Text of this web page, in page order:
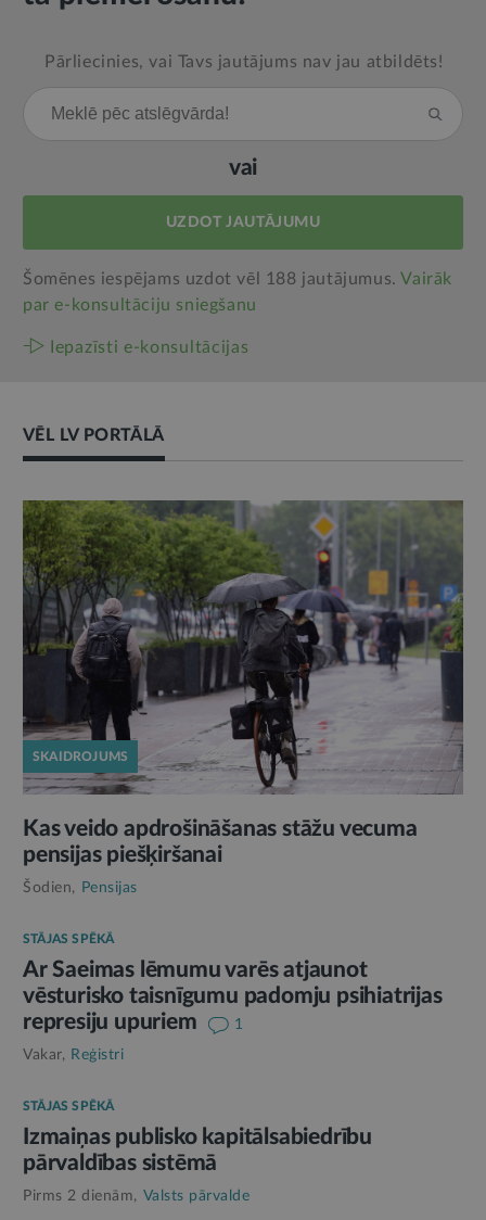
Pārliecinies, vai Tavs jautājums nav jau atbildēts!
vai
UZDOT JAUTĀJUMU
Šomēnes iespējams uzdot vēl 188 jautājumus.Vairāk
par e‑konsultāciju sniegšanu
Iepazīsti e-konsultācijas
VĒL LV PORTĀLĀ
SKAIDROJUMS
Kas veido apdrošināšanas stāžu vecuma
pensijas piešķiršanai
Šodien, Pensijas
STĀJAS SPĒKĀ
Ar Saeimas lēmumu varēs atjaunot
vēsturisko taisnīgumu padomju psihiatrijas
represiju upuriem
1
Vakar, Reģistri
STĀJAS SPĒKĀ
Izmaiņas publisko kapitālsabiedrību
pārvaldības sistēmā
Pirms 2 dienām, Valsts pārvalde